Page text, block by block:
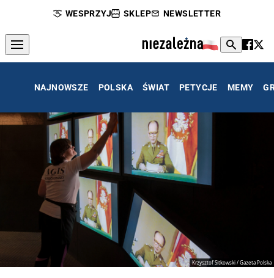
WESPRZYJ SKLEP NEWSLETTER
NAJNOWSZE POLSKA ŚWIAT PETYCJE MEMY
Krzysztof Sitkowski / Gazeta Polska